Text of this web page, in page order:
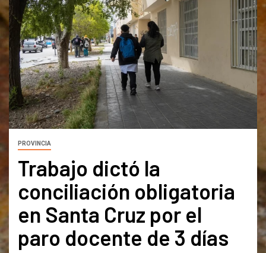
PROVINCIA
Trabajo dictó la
conciliación obligatoria
en Santa Cruz por el
paro docente de 3 días